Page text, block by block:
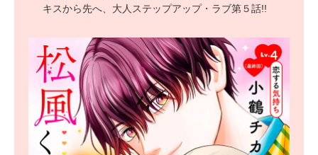
キスから先へ、大人ステップアップ・ラブ第５話!!